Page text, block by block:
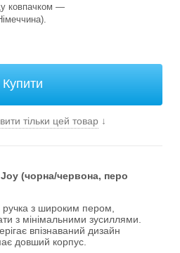
ковпачком —
тільки цей товар↓
(чорна/червона, перо
з широким пером,
з мінімальними зусиллями.
впізнаваний дизайн
довший корпус.